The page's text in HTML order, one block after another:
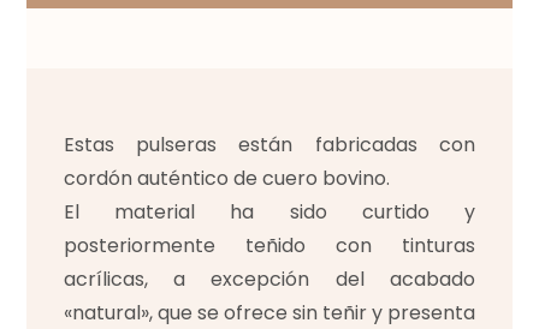
Estas pulseras están fabricadas con
cordón auténtico de cuero bovino.
El material ha sido curtido y
posteriormente teñido con tinturas
acrílicas, a excepción del acabado
«natural», que se ofrece sin teñir y presenta